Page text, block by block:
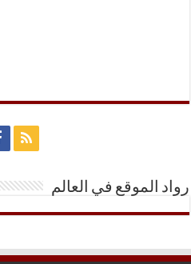
رواد الموقع في العالم